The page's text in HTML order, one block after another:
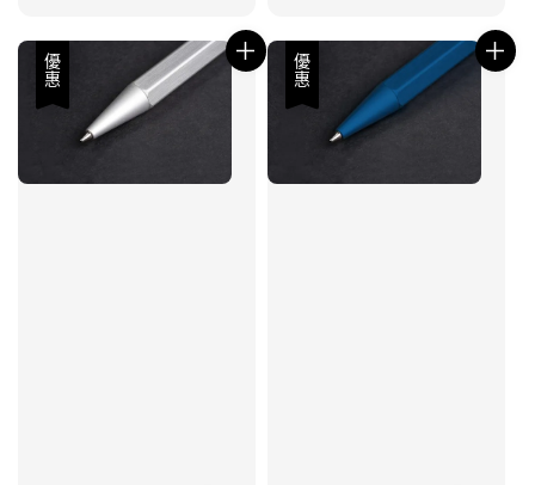
優惠 優惠